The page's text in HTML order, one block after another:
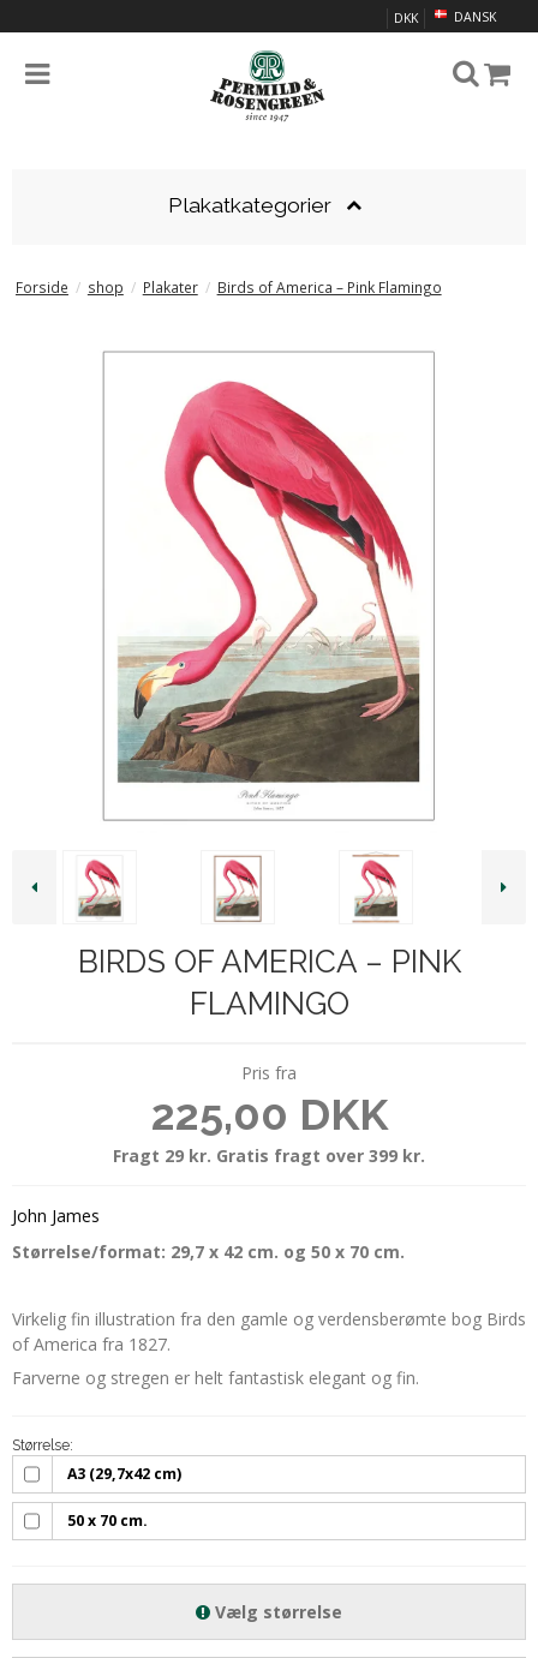
DANSK
DKK
Plakatkategorier
Forside / shop / Plakater / Birds of America – Pink Flamingo
BIRDS OF AMERICA – PINK
FLAMINGO
Pris fra
225,00 DKK
Fragt 29 kr. Gratis fragt over 399 kr.
John James
Størrelse/format: 29,7 x 42 cm. og 50 x 70 cm.
Virkelig fin illustration fra den gamle og verdensberømte bog Birds
of America fra 1827.
Farverne og stregen er helt fantastisk elegant og fin.
Størrelse:
A3 (29,7x42 cm)
50 x 70 cm.
Vælg størrelse